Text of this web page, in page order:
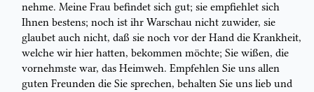
nehme. Meine Frau befindet sich gut; sie empfiehlet sich
Ihnen bestens; noch ist ihr Warschau nicht zuwider, sie
glaubet auch nicht, daß sie noch vor der Hand die Krankheit,
welche wir hier hatten, bekommen möchte; Sie wißen, die
vornehmste war, das Heimweh. Empfehlen Sie uns allen
guten Freunden die Sie sprechen, behalten Sie uns lieb und